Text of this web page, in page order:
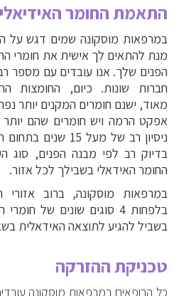
התאמת החומר
במרפאות מוסקונה שמים דגש על
מנת להתאים לך אישית את חומרי
הפנים שלך. אנו עובדים עם מספר
חברות שונות. כיום, החומצות
מאוד, ישנם חומרים המקנים יותר
אפקט הרמה ויש חומרים שהם יותר
ניסיון רב של מעל
בדיוק רב לפי מבנה הפנים, סוג
החומר האידאלי בשבילך לכל אזור.
במרפאות מוסקונה, ברוב
בלפחות 4 סוגים שונים של
בשביל להגיע לתוצאה האידאלית
טכניקת ההזרקה
כל הרופאים במרפאות מוסקונה